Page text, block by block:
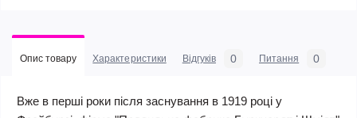
Опис товару Характеристики Відгуків 0 Питання 0
Вже в перші роки після заснування в 1919 році у